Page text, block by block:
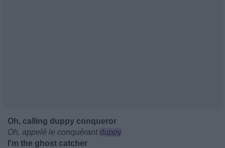
Oh, calling duppy conqueror
Oh, appelé le conquérant duppy
I'm the ghost catcher